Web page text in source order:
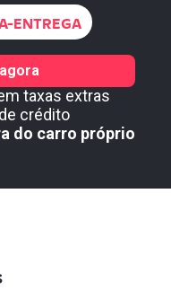
ENTREGA
taxas extras
crédito
do carro próprio